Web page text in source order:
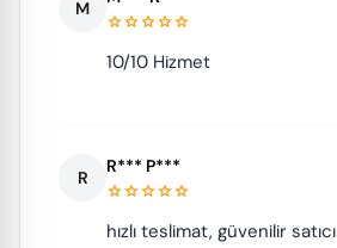
M
starstarstarstarstar
10/10 Hizmet
R
R*** P***
starstarstarstarstar
hızlı teslimat, güvenilir satıcı